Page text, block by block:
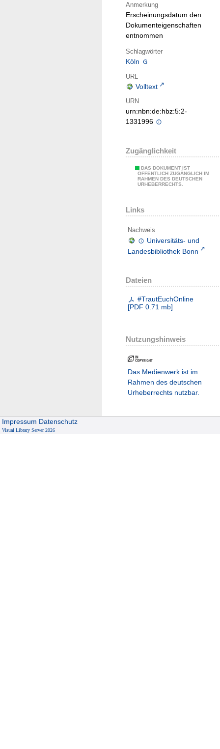
Anmerkung
Erscheinungsdatum den
Dokumenteigenschaften
entnommen
Schlagwörter
Köln
URL
Volltext
URN
urn:nbn:de:hbz:5:2-
1331996
Zugänglichkeit
DAS DOKUMENT IST
ÖFFENTLICH ZUGÄNGLICH IM
RAHMEN DES DEUTSCHEN
URHEBERRECHTS.
Links
Nachweis
Universitäts- und
Landesbibliothek Bonn
Dateien
#TrautEuchOnline
[PDF 0.71 mb]
Nutzungshinweis
Das Medienwerk ist im
Rahmen des deutschen
Urheberrechts nutzbar.
Impressum Datenschutz
Visual Library Server 2026